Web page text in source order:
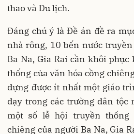
thao và Du lịch.
Đáng chú ý là Đề án đề ra
nhà rông, 10 bến nước
Ba Na, Gia Rai cần khôi
thống của văn hóa cồng
dựng được ít nhất một giáo
dạy trong các trường dân tộc
một số lễ hội truyền thống
chiêng của người Ba Na, Gia